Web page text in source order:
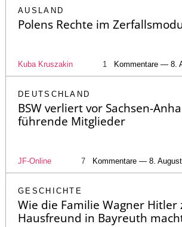
AUSLAND
Polens Rechte im
Kuba Kruszakin 1 Kommentare — 8.
DEUTSCHLAND
BSW verliert vor Sachsen-
führende Mitglieder
JF-Online 7 Kommentare — 8.
GESCHICHTE
Wie die Familie Wagner Hitler
Hausfreund in Bayreuth